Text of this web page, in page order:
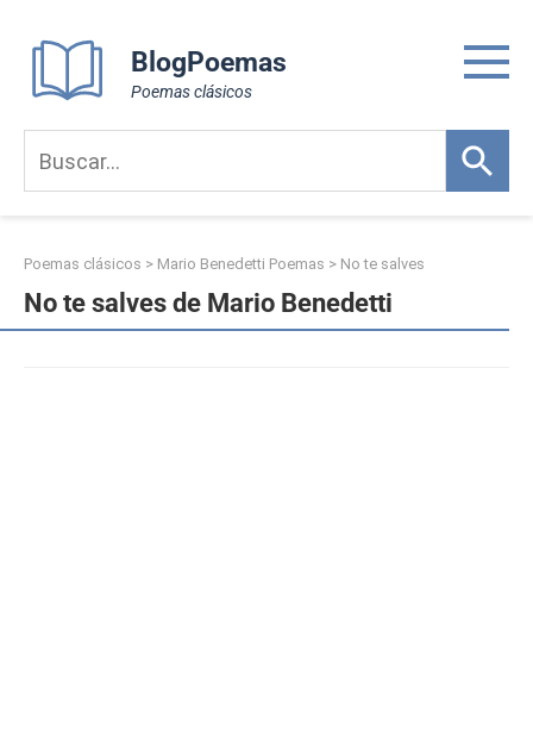
content
BlogPoemas
Poemas clásicos
Poemas clásicos > Mario Benedetti Poemas > No te salves
No te salves de Mario Benedetti